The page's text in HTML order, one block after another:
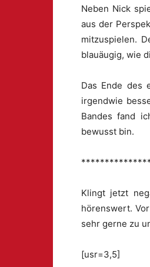
Neben Nick
aus der
mitzuspielen.
blauäugig, wie
Das Ende des
irgendwie
Bandes fand
bewusst bin.
Klingt jetzt
hörenswert.
sehr gerne zu
[usr=3,5]